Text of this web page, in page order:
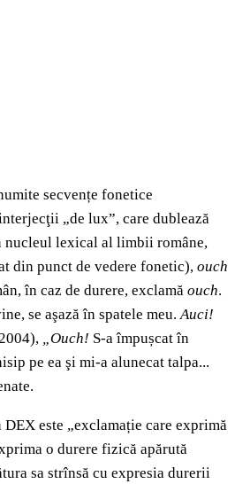
secvențe fonetice
„de lux”, care dublează
nucleul lexical al limbii române,
din punct de vedere fonetic), ouch
în caz de durere, exclamă ouch.
se aşază în spatele meu.Auci!
„Ouch! S-a împușcat în
pe ea şi mi-a alunecat talpa...
este „exclamație care exprimă
o durere fizică apărută
sa strînsă cu expresia durerii